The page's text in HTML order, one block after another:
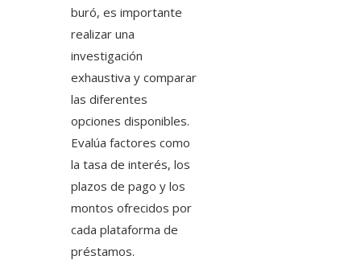
buró, es importante
realizar una
investigación
exhaustiva y comparar
las diferentes
opciones disponibles.
Evalúa factores como
la tasa de interés, los
plazos de pago y los
montos ofrecidos por
cada plataforma de
préstamos.